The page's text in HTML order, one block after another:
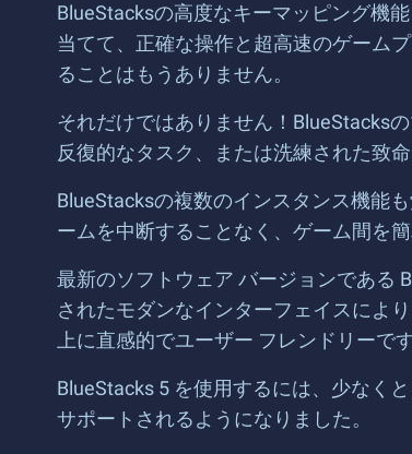
BlueStacksの高度なキーマッピング機
当てて、正確な操作と超高速のゲーム
ることはもうありません。
それだけではありません！BlueStacks
反復的なタスク、または洗練された致
BlueStacksの複数のインスタンス機能
ームを中断することなく、ゲーム間を
最新のソフトウェア バージョンである
されたモダンなインターフェイスによ
上に直感的でユーザー フレンドリーです
BlueStacks 5 を使用するには、少なく
サポートされるようになりました。